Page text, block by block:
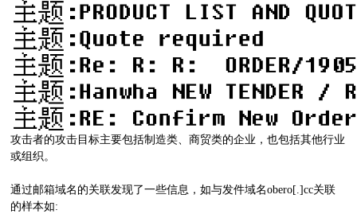
攻击者的攻击目标主要包括制造类、商贸类的企业，也包括其他行业
或组织。
通过邮箱域名的关联发现了一些信息，如与发件域名obero[.]cc关联
的样本如: